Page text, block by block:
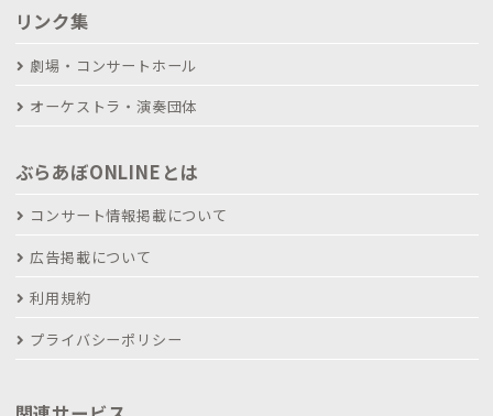
リンク集
劇場・コンサートホール
オーケストラ・演奏団体
ぶらあぼONLINEとは
コンサート情報掲載について
広告掲載について
利用規約
プライバシーポリシー